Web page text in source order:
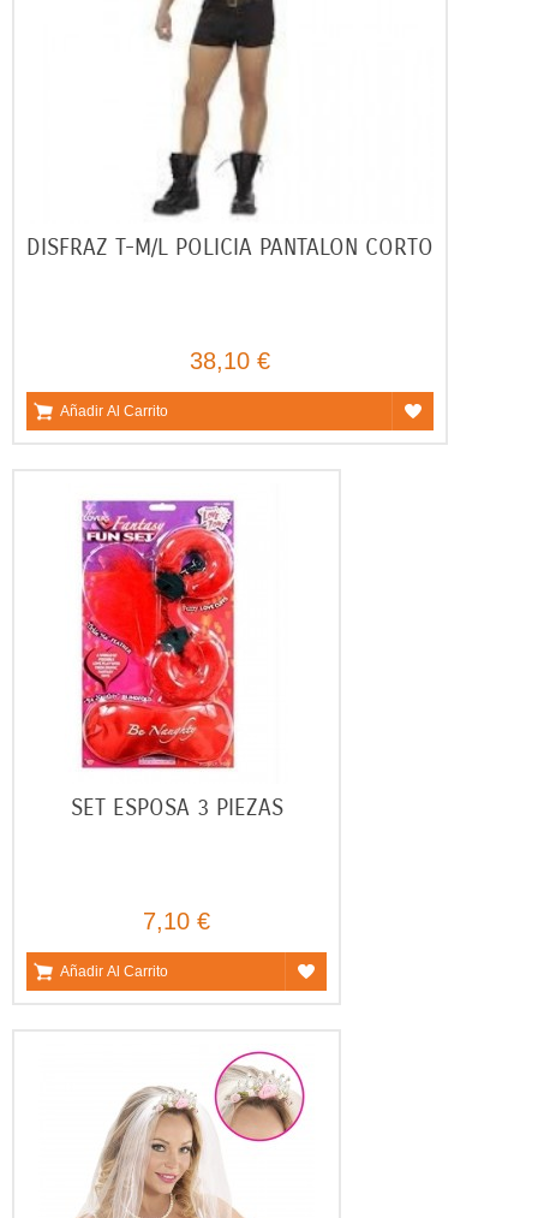
DISFRAZ T-M/L POLICIA PANTALON CORTO
38,10 €
Añadir Al Carrito
SET ESPOSA 3 PIEZAS
7,10 €
Añadir Al Carrito